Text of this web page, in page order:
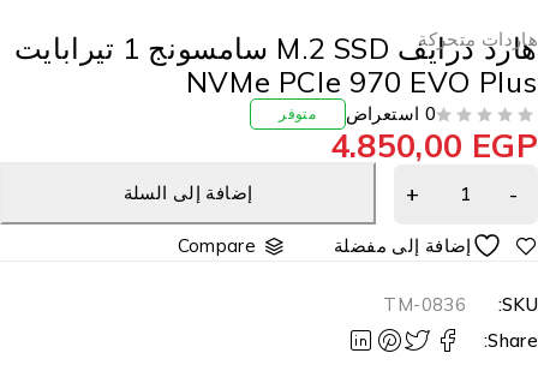
متحركة
هارد درايف M.2 SSD سامسونج 1 تيرابايت
NVMe PCIe 970 EVO
0 استعراض متوفر
4.850,00
إضافة إلى السلة
Compare
TM-0836